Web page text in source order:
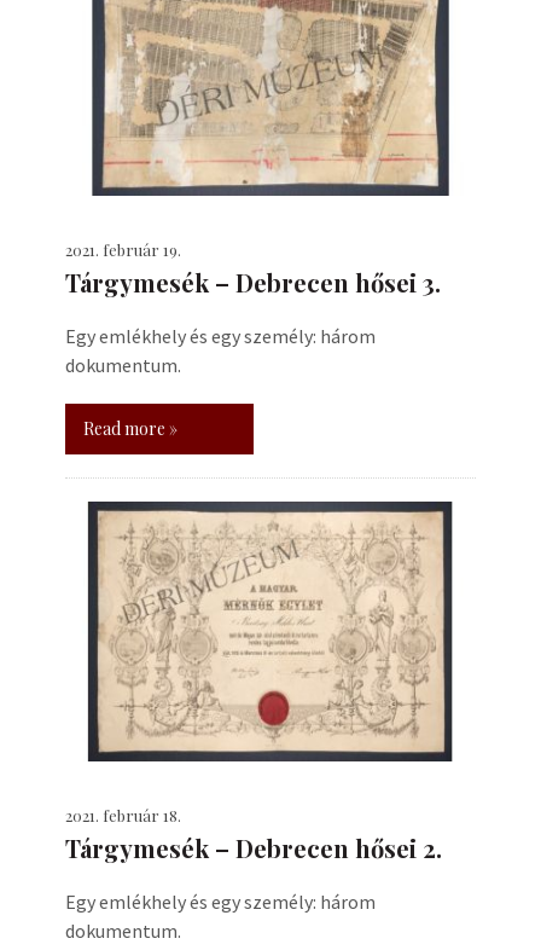
2021. február 19.
Tárgymesék – Debrecen hősei 3.
Egy emlékhely és egy személy: három
dokumentum.
Read more »
2021. február 18.
Tárgymesék – Debrecen hősei 2.
Egy emlékhely és egy személy: három
dokumentum.